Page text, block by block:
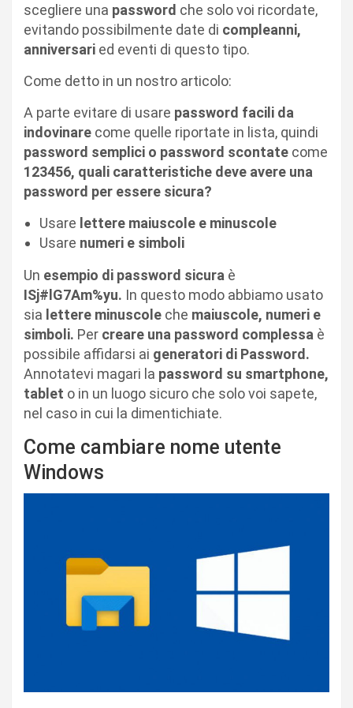
scegliere una password che solo voi ricordate,
evitando possibilmente date di compleanni,
anniversari ed eventi di questo tipo.
Come detto in un nostro articolo:
A parte evitare di usare password facili da
indovinare come quelle riportate in lista, quindi
password semplici o password scontate come
123456, quali caratteristiche deve avere una
password per essere sicura?
Usare lettere maiuscole e minuscole
Usare numeri e simboli
Un esempio di password sicura è
ISj#lG7Am%yu. In questo modo abbiamo usato
sia lettere minuscole che maiuscole, numeri e
simboli. Per creare una password complessa è
possibile affidarsi ai generatori di Password.
Annotatevi magari la password su smartphone,
tablet o in un luogo sicuro che solo voi sapete,
nel caso in cui la dimentichiate.
Come cambiare nome utente
Windows